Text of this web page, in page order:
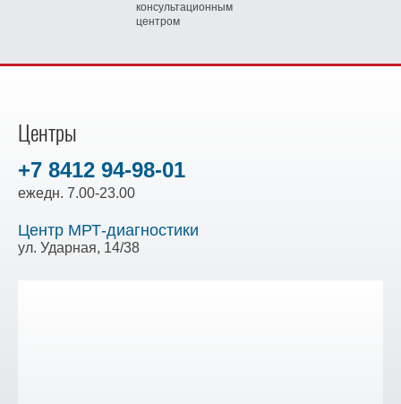
консультационным
центром
Центры
+7 8412 94-98-01
ежедн. 7.00-23.00
Центр МРТ-диагностики
ул. Ударная, 14/38